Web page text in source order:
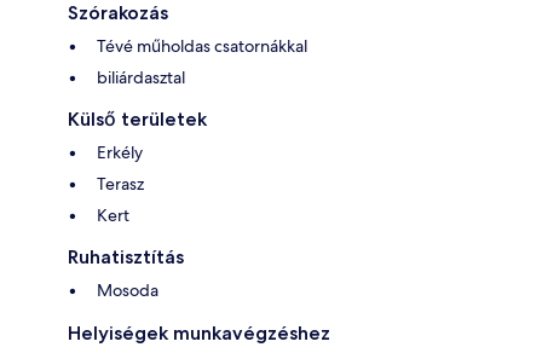
Szórakozás
Tévé műholdas csatornákkal
biliárdasztal
Külső területek
Erkély
Terasz
Kert
Ruhatisztítás
Mosoda
Helyiségek munkavégzéshez